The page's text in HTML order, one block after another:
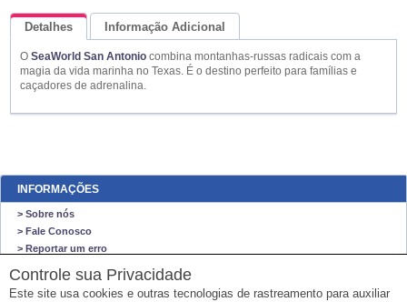
Detalhes Informação Adicional
Queremos Saber Sua Opinião
OSeaWorld San Antonio combina montanhas-russas radicais com a
magia da vida marinha no Texas. É o destino perfeito para famílias e
caçadores de adrenalina.
INFORMAÇÕES
> Sobre nós
> Fale Conosco
> Reportar um erro
O NEGO VIAJA STORE
Controle sua Privacidade
Este site usa cookies e outras tecnologias de rastreamento para auxiliar